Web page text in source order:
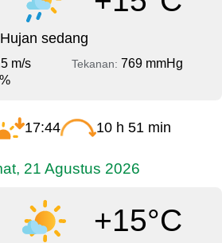
Hujan sedang
m/s Tekanan: 769 mmHg
17:44 10 h 51 min
21 Agustus 2026
+15°C